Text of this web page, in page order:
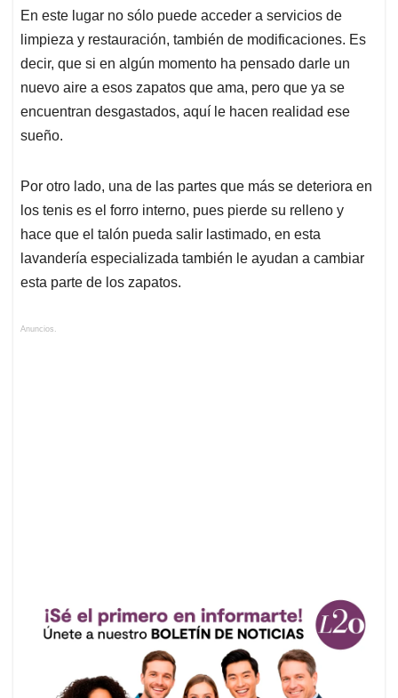
En este lugar no sólo puede acceder a servicios de
limpieza y restauración, también de modificaciones. Es
decir, que si en algún momento ha pensado darle un
nuevo aire a esos zapatos que ama, pero que ya se
encuentran desgastados, aquí le hacen realidad ese
sueño.
Por otro lado, una de las partes que más se deteriora en
los tenis es el forro interno, pues pierde su relleno y
hace que el talón pueda salir lastimado, en esta
lavandería especializada también le ayudan a cambiar
esta parte de los zapatos.
Anuncios.